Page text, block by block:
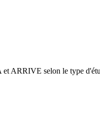
ARRIVE selon le type